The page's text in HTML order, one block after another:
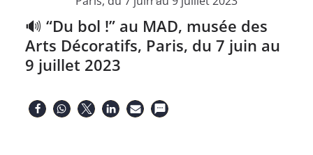
🔊 “Du bol !” au MAD, musée des
Arts Décoratifs, Paris, du 7 juin au
9 juillet 2023